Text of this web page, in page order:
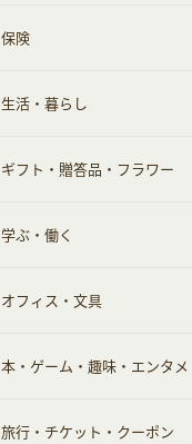
スマホ・携帯電話・SIM
定額制有料コンテンツ
証券
仮想通貨
その他投資
銀行・ネット銀行
キャッシング・ローン
その他金融
保険
すべて見る
保険相談・面談
生活・暮らし
すべて見る
住まい・暮らし
不動産
引越し
エコ・エネルギー
ギフト・贈答品・フラワー
すべて見る
ギフト・贈答品
学ぶ・働く
すべて見る
習い事・学習・学校
仕事・転職
オフィス・文具
すべて見る
オフィス・文具
本・ゲーム・趣味・エンタメ
すべて見る
旅行・チケット・クーポン